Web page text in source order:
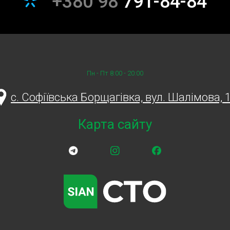
піти на зустріч унікальним вимогам кожного.
на проблеми в двигуні.
або втратило потужність, це може свідчити про внутрішні
може вказувати на серйозні внутрішні пошкодження.
ніж зазвичай, можливо, його потрібно відремонтувати.
служби і уникнути дорогого ремонту. У Sian ми
для підтримання здоров'я двигуна.
Пн - Пт 8:00 - 20:00
c. Софіївська Борщагівка, вул. Шалімова,
Карта сайту